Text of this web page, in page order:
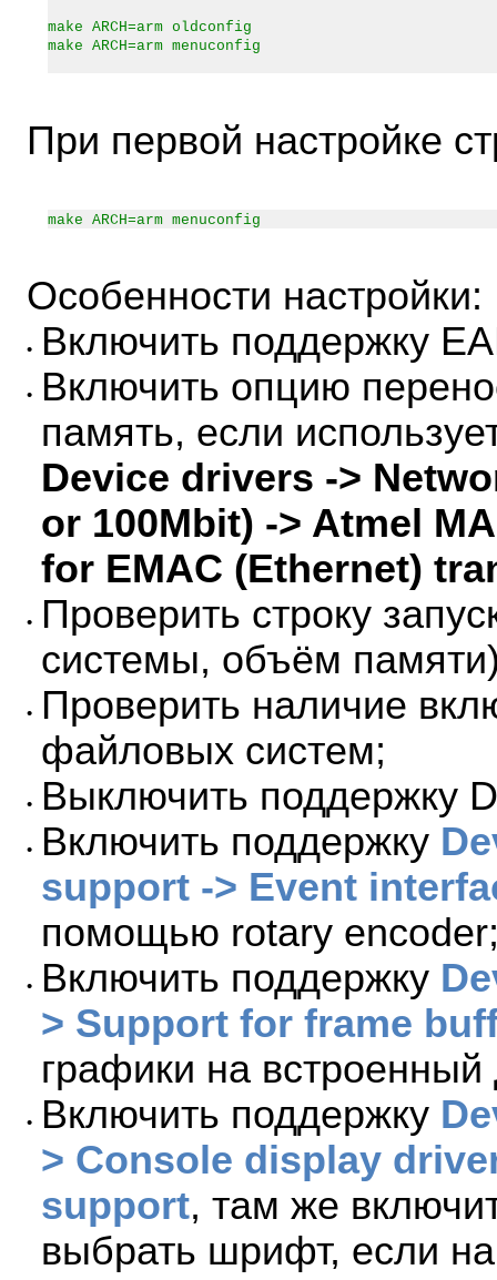
make ARCH=arm oldconfig
make ARCH=arm menuconfig
При первой настройке
make ARCH=arm menuconfig
Особенности настройки:
• Включить поддержку
•
Включить опцию
память, если
Device drivers ->
or 100Mbit) -> Atmel
for EMAC (Ethernet)
•
Проверить строку
системы, объём
•
Проверить наличие
файловых систем;
• Выключить поддержку
• Включить поддержку
support -> Event
помощью rotary
• Включить поддержку
> Support for frame
графики на
• Включить поддержку
> Console display
support, там же
выбрать шрифт, если